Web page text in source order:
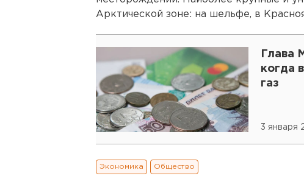
Арктической зоне: на шельфе, в
Глава
когда
газ
3 января
Экономика Общество